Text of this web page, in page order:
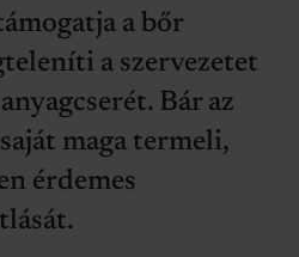
a bőr
a szervezetet
Bár az
maga termeli,
érdemes